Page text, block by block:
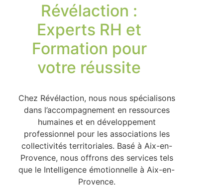
Révélaction :
Experts RH et
Formation pour
votre réussite
Chez Révélaction, nous nous spécialisons
dans l’accompagnement en ressources
humaines et en développement
professionnel pour les associations les
collectivités territoriales. Basé à Aix-en-
Provence, nous offrons des services tels
que le Intelligence émotionnelle à Aix-en-
Provence.